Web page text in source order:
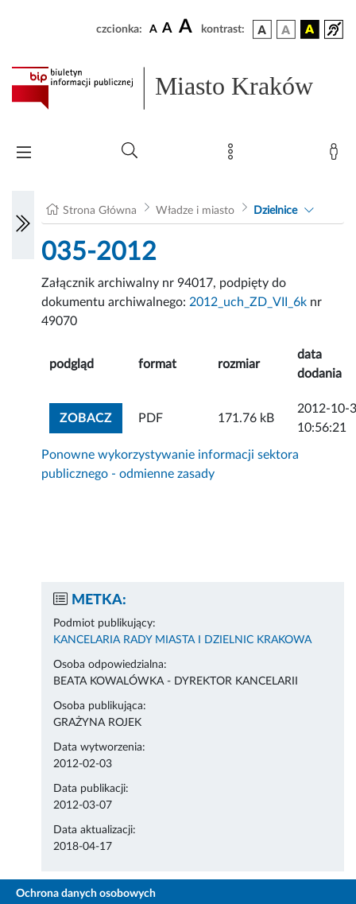
czcionka: A A A kontrast:
Miasto Kraków
Strona Główna Władze i miasto Dzielnice
035-2012
Załącznik archiwalny nr 94017, podpięty do
dokumentu archiwalnego: 2012_uch_ZD_VII_6k nr
49070
podgląd format rozmiar
data
dodania
ZOBACZZOBACZ ZAŁĄCZNIK
PDF 171.76 kB
2012-10-
10:56:21
Ponowne wykorzystywanie informacji sektora
publicznego - odmienne zasady
METKA:
Podmiot publikujący:
KANCELARIA RADY MIASTA I DZIELNIC KRAKOWA
Osoba odpowiedzialna:
BEATA KOWALÓWKA - DYREKTOR KANCELARII
Osoba publikująca:
GRAŻYNA ROJEK
Data wytworzenia:
2012-02-03
Data publikacji:
2012-03-07
Data aktualizacji:
2018-04-17
Ochrona danych osobowych